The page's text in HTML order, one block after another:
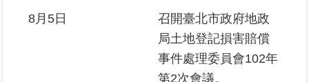
8月5日
召開臺北市政府地政
局土地登記損害賠償
事件處理委員會102年
第2次會議。